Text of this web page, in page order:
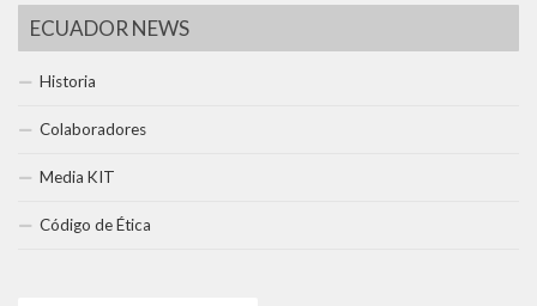
ECUADOR NEWS
Historia
Colaboradores
Media KIT
Código de Ética